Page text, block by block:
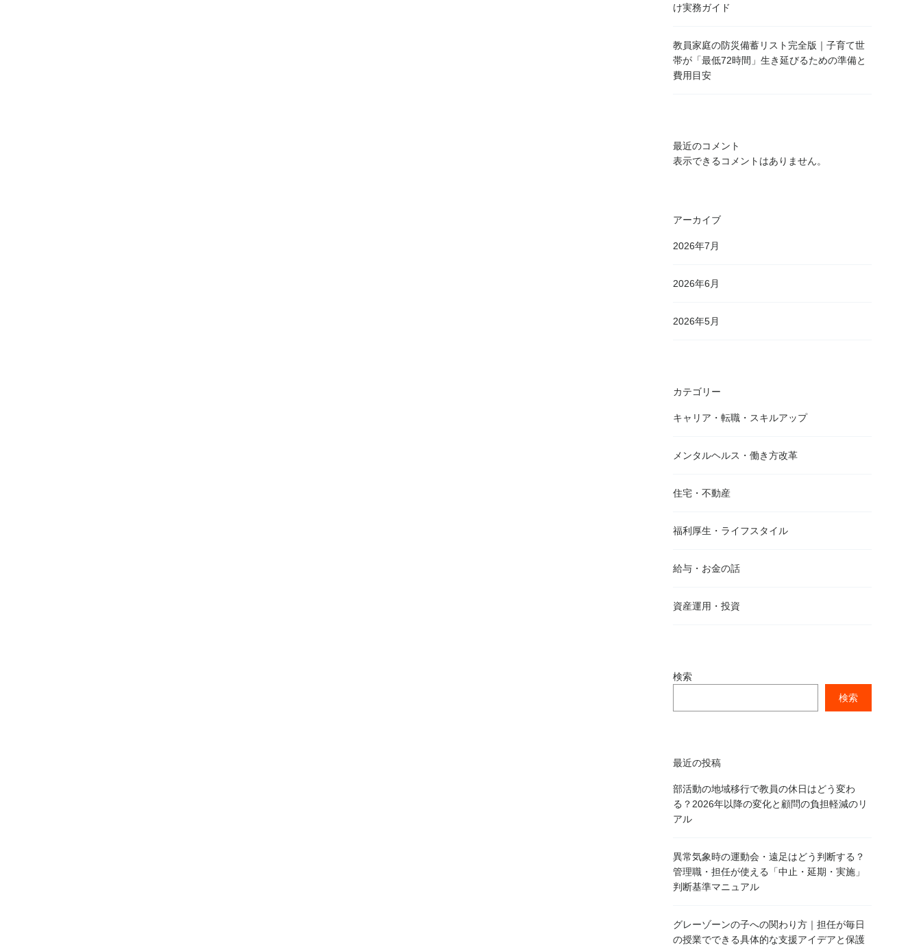
け実務ガイド
教員家庭の防災備蓄リスト完全版｜子育て世
帯が「最低72時間」生き延びるための準備と
費用目安
最近のコメント
表示できるコメントはありません。
アーカイブ
2026年7月
2026年6月
2026年5月
カテゴリー
キャリア・転職・スキルアップ
メンタルヘルス・働き方改革
住宅・不動産
福利厚生・ライフスタイル
給与・お金の話
資産運用・投資
検索
検索
最近の投稿
部活動の地域移行で教員の休日はどう変わ
る？2026年以降の変化と顧問の負担軽減のリ
アル
異常気象時の運動会・遠足はどう判断する？
管理職・担任が使える「中止・延期・実施」
判断基準マニュアル
グレーゾーンの子への関わり方｜担任が毎日
の授業でできる具体的な支援アイデアと保護